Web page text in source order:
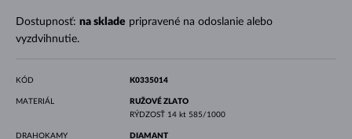
Dostupnosť: na sklade pripravené na odoslanie alebo
vyzdvihnutie.
KÓD K0335014
MATERIÁL
RUŽOVÉ ZLATO
RÝDZOSŤ 14 kt 585/1000
DRAHOKAMY
DIAMANT